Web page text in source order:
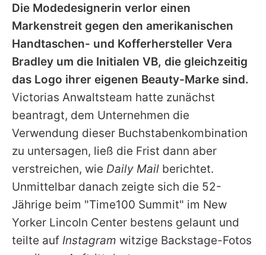
Nutzungsbedingungen
Utiq verwalten
Die Modedesignerin verlor einen
Markenstreit gegen den amerikanischen
Handtaschen- und Kofferhersteller Vera
Bradley um die Initialen VB, die gleichzeitig
das Logo ihrer eigenen Beauty-Marke sind.
Victorias Anwaltsteam hatte zunächst
beantragt, dem Unternehmen die
Verwendung dieser Buchstabenkombination
zu untersagen, ließ die Frist dann aber
verstreichen, wie Daily Mail berichtet.
Unmittelbar danach zeigte sich die 52-
Jährige beim "Time100 Summit" im New
Yorker Lincoln Center bestens gelaunt und
teilte auf Instagram witzige Backstage-Fotos